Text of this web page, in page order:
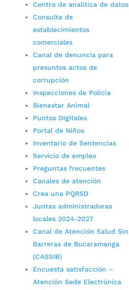
Centro de analítica de datos
Consulta de
establecimientos
comerciales
Canal de denuncia para
presuntos actos de
corrupción
Inspecciones de Policía
Bienestar Animal
Puntos Digitales
Portal de Niños
Inventario de Sentencias
Servicio de empleo
Preguntas frecuentes
Canales de atención
Crea una PQRSD
Juntas administradoras
locales 2024-2027
Canal de Atención Salud Sin
Barreras de Bucaramanga
(CASSIB)
Encuesta satisfacción –
Atención Sede Electrónica